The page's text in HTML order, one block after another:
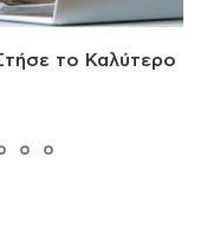
το Καλύτερο